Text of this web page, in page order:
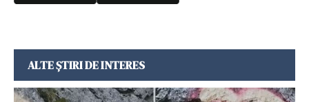
ALTE ȘTIRI DE INTERES